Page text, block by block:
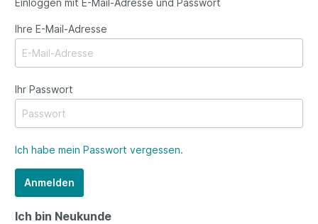
Einloggen mit E-Mail-Adresse und Passwort
Ihre E-Mail-Adresse
Ihr Passwort
Ich habe mein Passwort vergessen.
Anmelden
Ich bin Neukunde